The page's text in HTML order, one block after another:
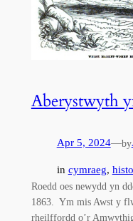
Aberystwyth
Apr 5, 2024—by
in cymraeg,
Roedd oes newydd yn
1863. Ym mis Awst y
rheilffordd o’r